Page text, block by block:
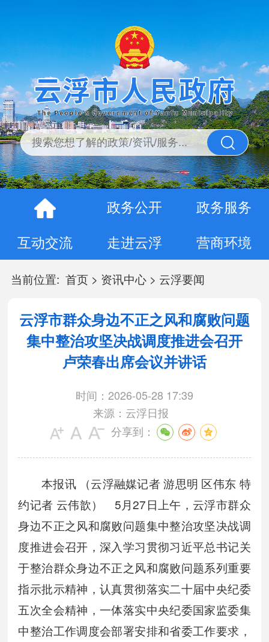
政务公开
政务服务
互动交流
走进云浮 营商环境
当前位置: 首页> 资讯中心> 云浮要闻
云浮市群众身边不正之风和腐败问题
集中整治攻坚决战调度推进会召开
卢荣春出席会议并讲话
时间：2026-05-28 17:39
来源：云浮日报
分享到：
本报讯 （云浮融媒记者 游思明 区伟东 特
约记者 云伟歆） 5月27日上午，云浮市群众
身边不正之风和腐败问题集中整治攻坚决战调
度推进会召开，深入学习贯彻习近平总书记关
于整治群众身边不正之风和腐败问题系列重要
指示批示精神，认真贯彻落实二十届中央纪委
五次全会精神，一体落实中央纪委国家监委集
中整治工作调度会部署安排和省委工作要求，